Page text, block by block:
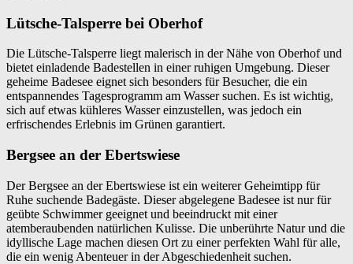
Lütsche-Talsperre bei Oberhof
Die Lütsche-Talsperre liegt malerisch in der Nähe von Oberhof und
bietet einladende Badestellen in einer ruhigen Umgebung. Dieser
geheime Badesee eignet sich besonders für Besucher, die ein
entspannendes Tagesprogramm am Wasser suchen. Es ist wichtig,
sich auf etwas kühleres Wasser einzustellen, was jedoch ein
erfrischendes Erlebnis im Grünen garantiert.
Bergsee an der Ebertswiese
Der Bergsee an der Ebertswiese ist ein weiterer Geheimtipp für
Ruhe suchende Badegäste. Dieser abgelegene Badesee ist nur für
geübte Schwimmer geeignet und beeindruckt mit einer
atemberaubenden natürlichen Kulisse. Die unberührte Natur und die
idyllische Lage machen diesen Ort zu einer perfekten Wahl für alle,
die ein wenig Abenteuer in der Abgeschiedenheit suchen.